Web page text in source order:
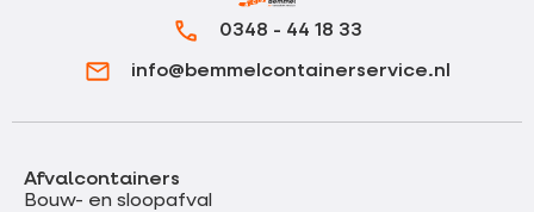
0348 - 44 18 33
info@bemmelcontainerservice.nl
Afvalcontainers
Bouw- en sloopafval